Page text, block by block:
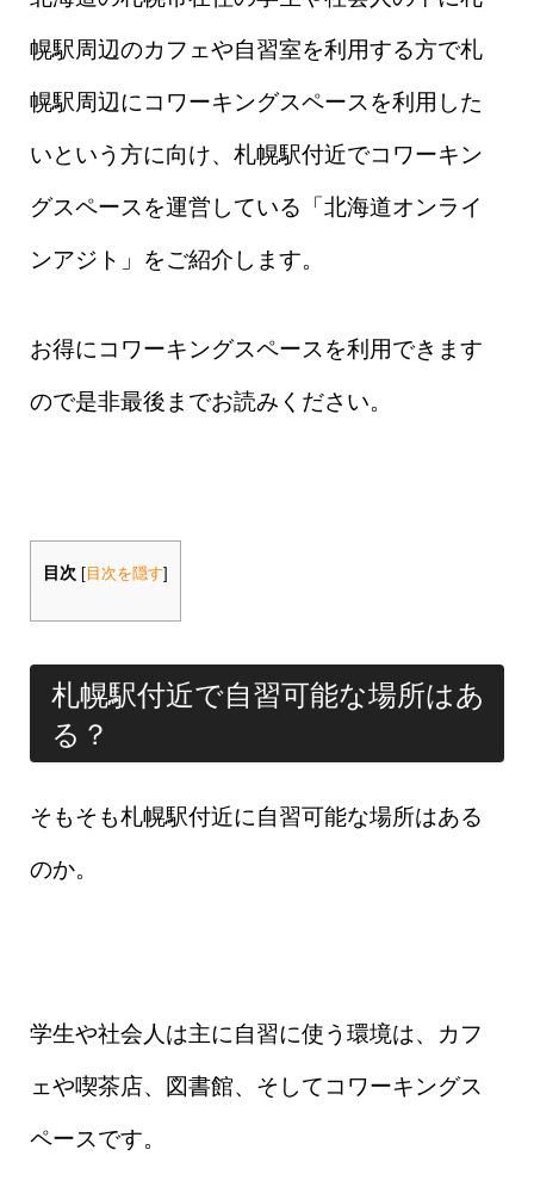
幌駅周辺のカフェや自習室を利用する方で札
幌駅周辺にコワーキングスペースを利用した
いという方に向け、札幌駅付近でコワーキン
グスペースを運営している「北海道オンライ
ンアジト」をご紹介します。
お得にコワーキングスペースを利用できます
ので是非最後までお読みください。
目次 [目次を隠す]
札幌駅付近で自習可能な場所はあ
る？
そもそも札幌駅付近に自習可能な場所はある
のか。
学生や社会人は主に自習に使う環境は、カフ
ェや喫茶店、図書館、そしてコワーキングス
ペースです。